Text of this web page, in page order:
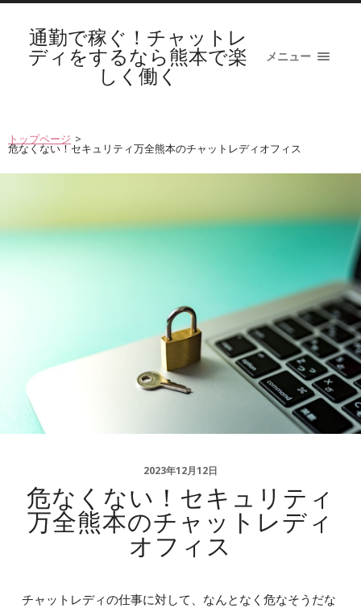
通勤で稼ぐ！チャットレ
ディをするなら熊本で楽
しく働く
メニュー
トップページ >
危なくない！セキュリティ万全熊本のチャットレディオフィス
2023年12月12日
危なくない！セキュリティ
万全熊本のチャットレディ
オフィス
チャットレディの仕事に対して、なんとなく危なそうだな